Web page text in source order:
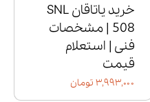
خرید یاتاقان SNL
508 | مشخصات
فنی | استعلام
قیمت
۳,۹۹۳,۰۰۰ تومان